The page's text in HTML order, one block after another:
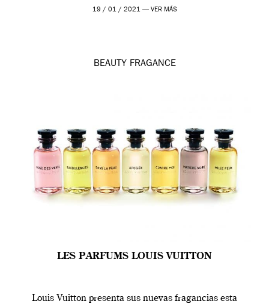
[…]
19 / 01 / 2021 — VER MÁS
BEAUTY FRAGANCE
LES PARFUMS LOUIS VUITTON
Louis Vuitton presenta sus nuevas fragancias esta